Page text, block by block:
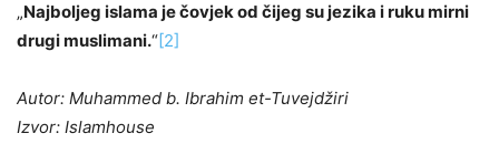
„Najboljeg islama je čovjek od čijeg su jezika i ruku mirni
drugi muslimani.“[2]
Autor: Muhammed b. Ibrahim et-Tuvejdžiri
Izvor: Islamhouse